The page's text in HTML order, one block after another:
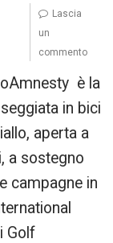
è la
in bici
aperta a
a sostegno
campagne in
Golf
Lascia
un
commento